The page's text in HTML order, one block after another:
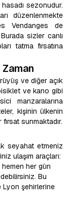
sezonudur.
düzenlenmekte
Vendanges de
sizler canlı
tatma fırsatına
ve diğer açık
ve kano gibi
manzaralarına
kişinin ülkenin
sunmaktadır.
seyahat etmeniz
ulaşım araçları:
hemen her gün
Bu
Lyon şehirlerine